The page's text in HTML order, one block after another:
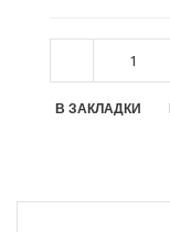
В ЗАКЛАДКИ